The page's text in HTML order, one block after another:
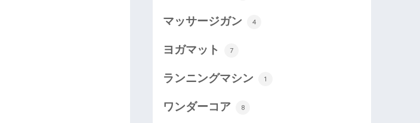
マッサージガン 4
ヨガマット 7
ランニングマシン 1
ワンダーコア 8